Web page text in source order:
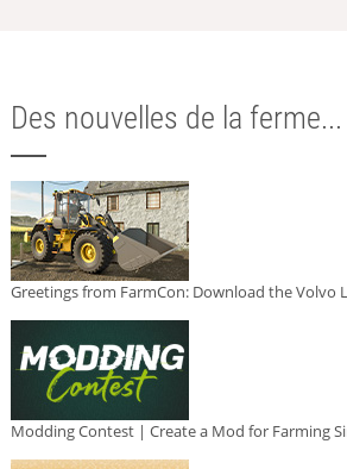
Des nouvelles de la ferme...
Greetings from FarmCon: Download the Volvo
Modding Contest | Create a Mod for Farming